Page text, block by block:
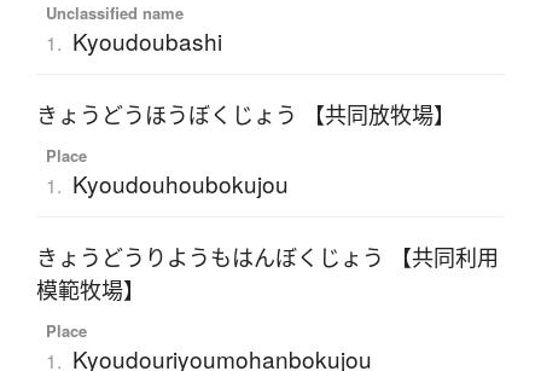
Unclassified name
1. Kyoudoubashi
きょうどうほうぼくじょう 【共同放牧場】
Place
1. Kyoudouhoubokujou
きょうどうりようもはんぼくじょう 【共同利用
模範牧場】
Place
1. Kyoudouriyoumohanbokujou